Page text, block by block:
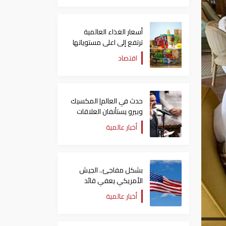
أسعار الغذاء العالمية
ترتفع إلى اعلى مستوياتها
منذ 3 سنواتاقتصاد
حدث في العالم| المكسيك
وبيرو يستأنفان العلاقات
وتنصيب رئيسا جديدا
أخبار عالمية
بشكل مفاجئ.. الجيش
الأمريكي يعفي قائد
الفيلق الخامس من منصبه
أخبار عالمية